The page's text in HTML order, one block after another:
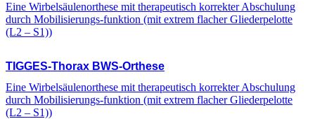
Eine Wirbelsäulenorthese mit therapeutisch korrekter Abschulung
durch Mobilisierungs-funktion (mit extrem flacher Gliederpelotte
(L2 – S1))
TIGGES-Thorax BWS-Orthese
Eine Wirbelsäulenorthese mit therapeutisch korrekter Abschulung
durch Mobilisierungs-funktion (mit extrem flacher Gliederpelotte
(L2 – S1))